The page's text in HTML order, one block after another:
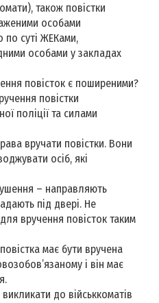
також повістки
особами
по суті ЖЕКами,
особами у закладах
повісток є поширеними?
повістки
поліції та силами
вручати повістки. Вони
осіб, які
– направляють
під двері. Не
вручення повісток таким
має бути вручена
і він має
до військкоматів